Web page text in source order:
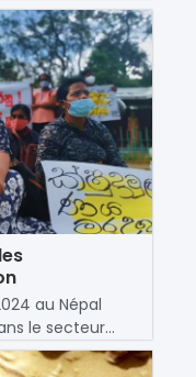
au Népal
le secteur...